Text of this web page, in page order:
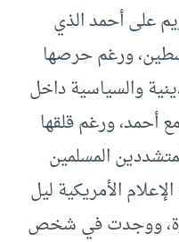
على أحمد الذي
ورغم حرصها
والسياسية داخل
أحمد، ورغم قلقها
المسلمين
الأمريكية ليل
ووجدت في شخص